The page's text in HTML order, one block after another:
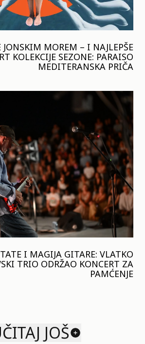
JONSKIM MOREM – I NAJLEPŠE
KOLEKCIJE SEZONE: PARAISO
MEDITERANSKA PRIČA
I MAGIJA GITARE: VLATKO
TRIO ODRŽAO KONCERT ZA
PAMĆENJE
JOŠ